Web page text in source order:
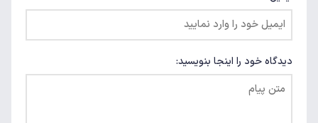
دیدگاه خود را اینجا بنویسید: